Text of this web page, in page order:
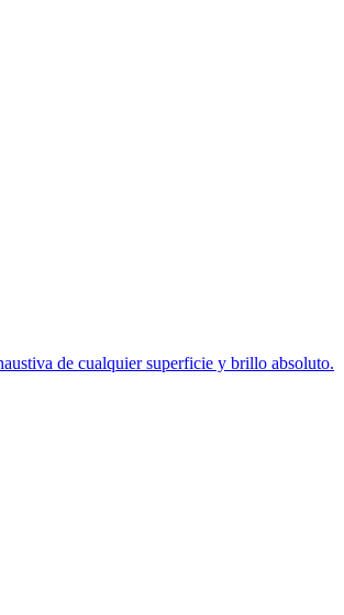
de cualquier superficie y brillo absoluto.